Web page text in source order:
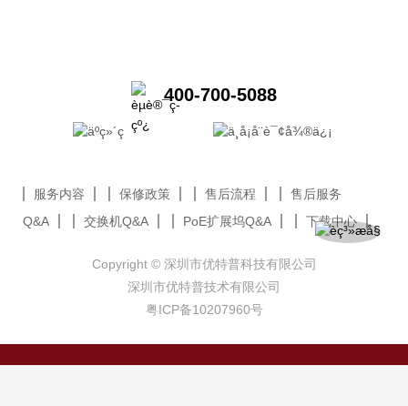
400-700-5088
服务内容 保修政策 售后流程
售后服务
Q&A
交换机Q&A PoE扩展坞Q&A 下载中心
Copyright © 深圳市优特普科技有限公司
深圳市优特普技术有限公司
粤ICP备10207960号